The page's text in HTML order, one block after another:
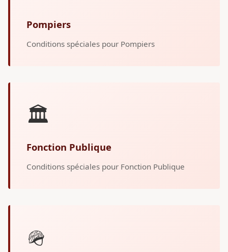
Pompiers
Conditions spéciales pour Pompiers
🏛️
Fonction Publique
Conditions spéciales pour Fonction Publique
🪖